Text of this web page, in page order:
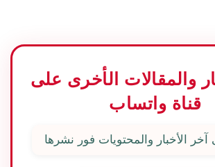
والمقالات الأخرى على
قناة واتساب
الأخبار والمحتويات فور نشرها